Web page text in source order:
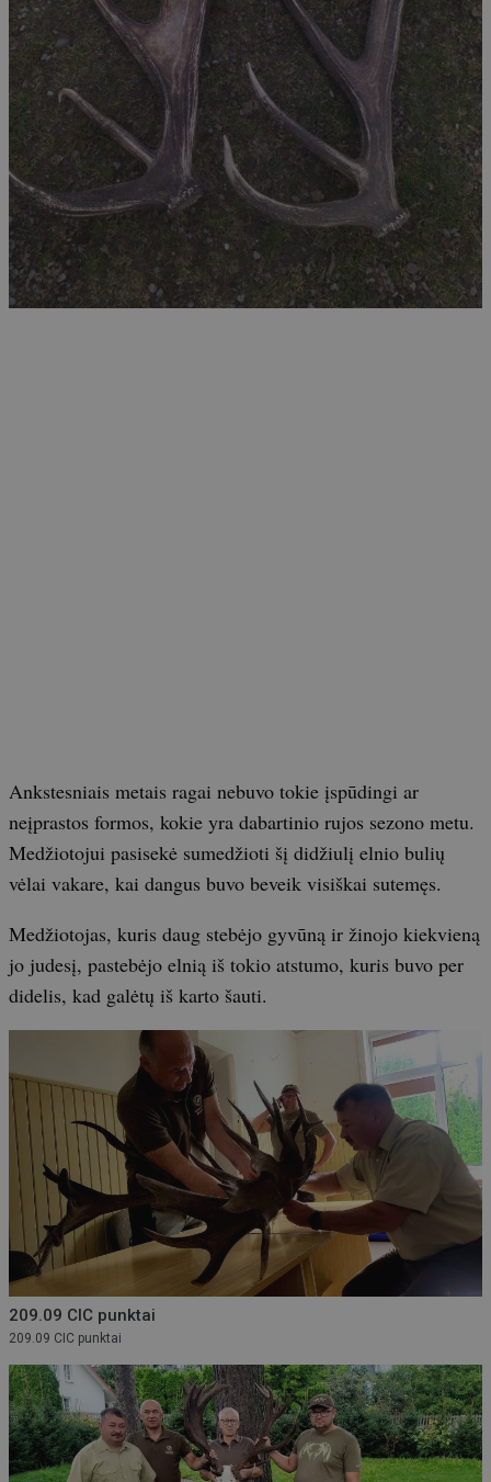
Ankstesniais metais ragai nebuvo tokie įspūdingi ar
neįprastos formos, kokie yra dabartinio rujos sezono metu.
Medžiotojui pasisekė sumedžioti šį didžiulį elnio bulių
vėlai vakare, kai dangus buvo beveik visiškai sutemęs.
Medžiotojas, kuris daug stebėjo gyvūną ir žinojo kiekvieną
jo judesį, pastebėjo elnią iš tokio atstumo, kuris buvo per
didelis, kad galėtų iš karto šauti.
209.09 CIC punktai
209.09 CIC punktai